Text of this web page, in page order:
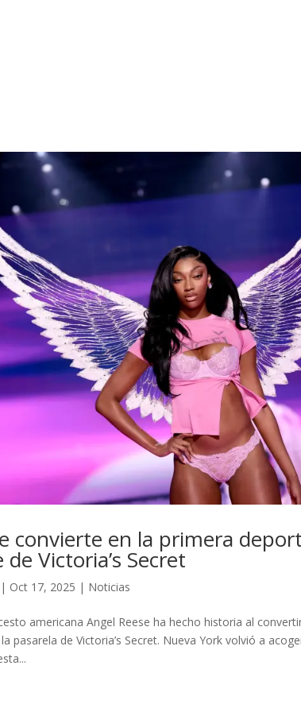
convierte en la primera
Victoria’s Secret
| Oct 17, 2025 | Noticias
americana Angel Reese ha hecho historia al
pasarela de Victoria’s Secret. Nueva York volvió a